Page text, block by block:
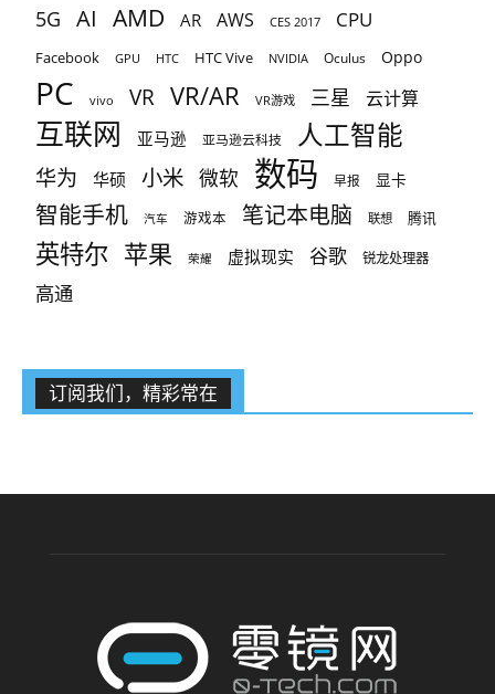
5G AI AMD AR AWS CES 2017 CPU
Facebook GPU HTC HTC Vive NVIDIA Oculus Oppo
PC vivo VR VR/AR VR游戏 三星 云计算
互联网 亚马逊 亚马逊云科技 人工智能
华为 华硕 小米 微软 数码 早报 显卡
智能手机 汽车 游戏本 笔记本电脑 联想 腾讯
英特尔 苹果 荣耀 虚拟现实 谷歌 锐龙处理器
高通
订阅我们，精彩常在